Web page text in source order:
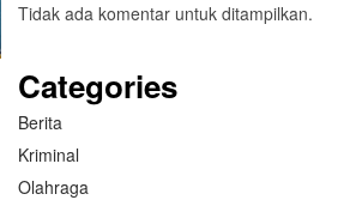
Tidak ada komentar untuk ditampilkan.
Categories
Berita
Kriminal
Olahraga